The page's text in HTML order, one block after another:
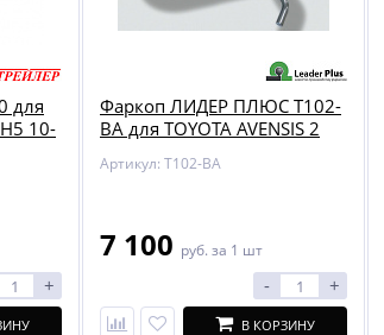
для
10-
+
Фаркоп ЛИДЕР ПЛЮС T102-
BA для TOYOTA AVENSIS 2
Артикул: T102-BA
7 100 руб. за 1 шт
- +
В КОРЗИНУ